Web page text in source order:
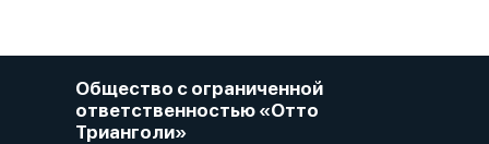
Общество с ограниченной
ответственностью «Отто
Трианголи»